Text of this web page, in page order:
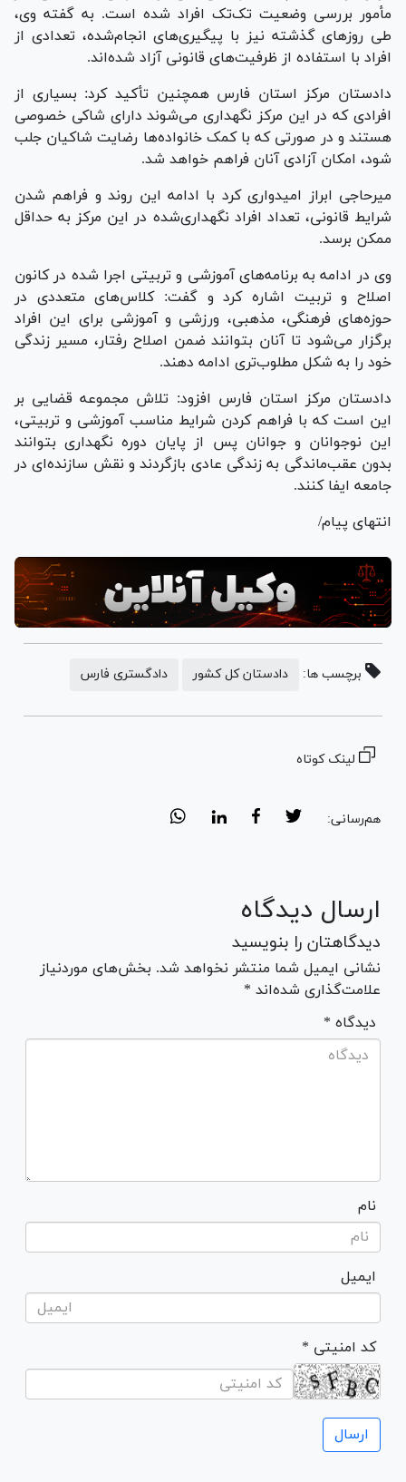
مأمور بررسی وضعیت تک‌تک افراد شده است. به گفته وی،
طی روز‌های گذشته نیز با پیگیری‌های انجام‌شده، تعدادی از
افراد با استفاده از ظرفیت‌های قانونی آزاد شده‌اند.
دادستان مرکز استان فارس همچنین تأکید کرد: بسیاری از
افرادی که در این مرکز نگهداری می‌شوند دارای شاکی خصوصی
هستند و در صورتی که با کمک خانواده‌ها رضایت شاکیان جلب
شود، امکان آزادی آنان فراهم خواهد شد.
میرحاجی ابراز امیدواری کرد با ادامه این روند و فراهم شدن
شرایط قانونی، تعداد افراد نگهداری‌شده در این مرکز به حداقل
ممکن برسد.
وی در ادامه به برنامه‌های آموزشی و تربیتی اجرا شده در کانون
اصلاح و تربیت اشاره کرد و گفت: کلاس‌های متعددی در
حوزه‌های فرهنگی، مذهبی، ورزشی و آموزشی برای این افراد
برگزار می‌شود تا آنان بتوانند ضمن اصلاح رفتار، مسیر زندگی
خود را به شکل مطلوب‌تری ادامه دهند.
دادستان مرکز استان فارس افزود: تلاش مجموعه قضایی بر
این است که با فراهم کردن شرایط مناسب آموزشی و تربیتی،
این نوجوانان و جوانان پس از پایان دوره نگهداری بتوانند
بدون عقب‌ماندگی به زندگی عادی بازگردند و نقش سازنده‌ای در
جامعه ایفا کنند.
انتهای پیام/
برچسب ها: دادستان کل کشور دادگستری فارس
لینک کوتاه
هم‌رسانی:
ارسال دیدگاه
دیدگاهتان را بنویسید
نشانی ایمیل شما منتشر نخواهد شد. بخش‌های موردنیاز
علامت‌گذاری شده‌اند *
* دیدگاه
نام
ایمیل
* کد امنیتی